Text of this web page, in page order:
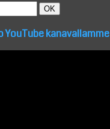
Search
OK
YouTube kanavallamme